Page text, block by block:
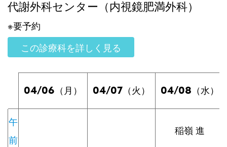
代謝外科センター（内視鏡肥満外科）
※要予約
この診療科を詳しく見る
04/06 （月） 04/07 （火） 04/08 （水）
午
前
稲嶺 進